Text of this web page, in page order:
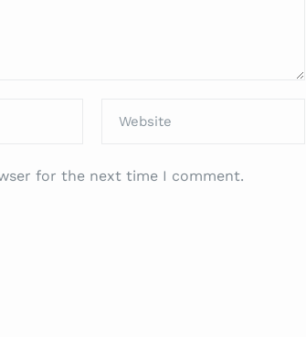
for the next time I comment.